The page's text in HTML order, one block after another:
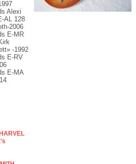
Alexi
AL 128
2006
E-MR
-1992
E-RV
E-MA